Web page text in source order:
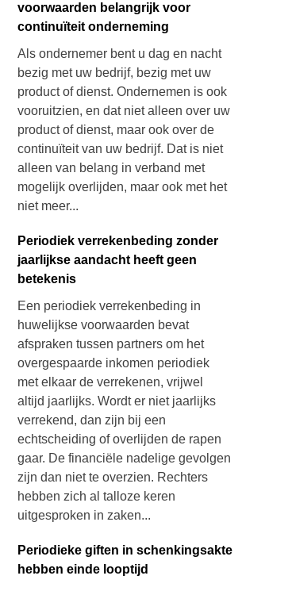
voorwaarden belangrijk voor
continuïteit onderneming
Als ondernemer bent u dag en nacht
bezig met uw bedrijf, bezig met uw
product of dienst. Ondernemen is ook
vooruitzien, en dat niet alleen over uw
product of dienst, maar ook over de
continuïteit van uw bedrijf. Dat is niet
alleen van belang in verband met
mogelijk overlijden, maar ook met het
niet meer...
Periodiek verrekenbeding zonder
jaarlijkse aandacht heeft geen
betekenis
Een periodiek verrekenbeding in
huwelijkse voorwaarden bevat
afspraken tussen partners om het
overgespaarde inkomen periodiek
met elkaar de verrekenen, vrijwel
altijd jaarlijks. Wordt er niet jaarlijks
verrekend, dan zijn bij een
echtscheiding of overlijden de rapen
gaar. De financiële nadelige gevolgen
zijn dan niet te overzien. Rechters
hebben zich al talloze keren
uitgesproken in zaken...
Periodieke giften in schenkingsakte
hebben einde looptijd